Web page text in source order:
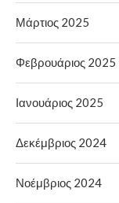
Μάρτιος 2025
Φεβρουάριος 2025
Ιανουάριος 2025
Δεκέμβριος 2024
Νοέμβριος 2024